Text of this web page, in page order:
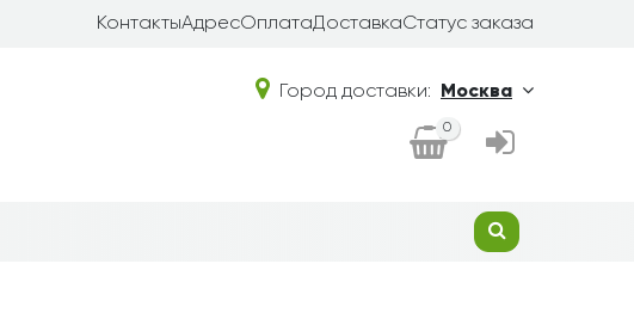
КонтактыАдресОплатаДоставкаСтатус заказа
Город доставки: Москва
0